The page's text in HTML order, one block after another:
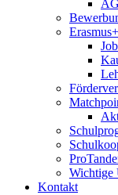
Erasmus+
Wichtige
Kontakt